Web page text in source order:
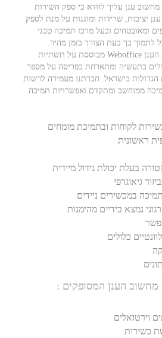
ענן עליך לוודא כי ספק השירות
יציבות, שרידות ומוגנות על מנת לספק
ומאובטחים ובעל מרכז תמיכה טכני
לתמוך בך בעת הצורך בזמן מהיר.
פלטפורמת שירותי מחשוב הענן Weboffice מבוססת על תשתיות
בתעשיה ומתארחת בפריסה על מספר
בישראל. חברתנו מעמידה לרשות
ממוחשב ומתקדם ואפשרויות תמיכה
לקוחות ובתמיכת מומחים
ראשונית
בעלת יכולת גידול מיידית
גיאוגרפי
במכשירים ניידים
נמצא בידיים מהימנות
כלולים
מחשוב הענן המסופקים :
וירטואלים